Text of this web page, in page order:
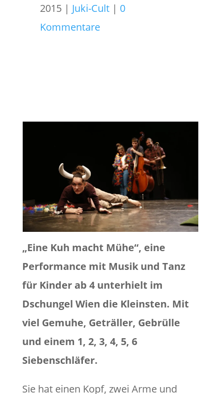
2015| Juki-Cult| 0
Kommentare
„Eine Kuh macht Mühe“, eine
Performance mit Musik und Tanz
für Kinder ab 4 unterhielt im
Dschungel Wien die Kleinsten. Mit
viel Gemuhe, Geträller, Gebrülle
und einem 1, 2, 3, 4, 5, 6
Siebenschläfer.
Sie hat einen Kopf, zwei Arme und